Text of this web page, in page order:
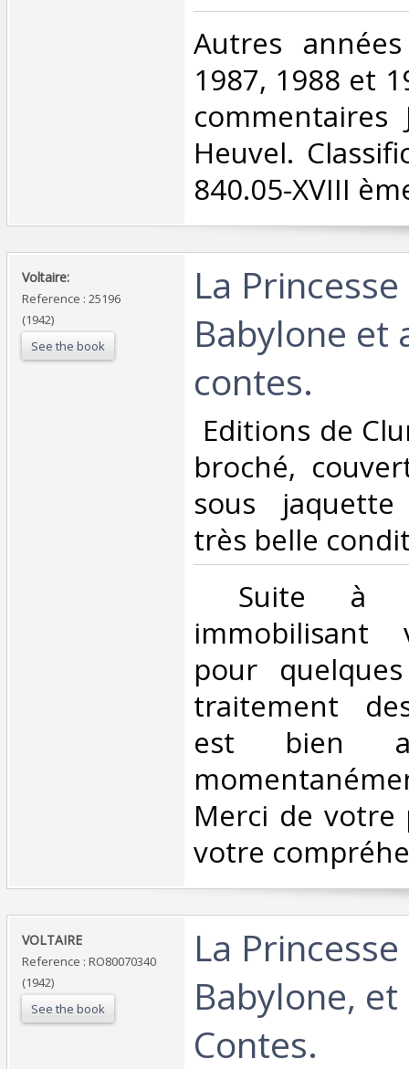
‎Autres
1987, 1988 et
commentaires
Heuvel.
840.05-XVIII
‎Voltaire: ‎
Reference : 25196
(1942)
See the book
‎La
Babylone et
contes.‎
Editions de
broché,
sous
très belle
Suite à
immobilisant
pour
traitement
est bien
Merci de votre
votre
‎VOLTAIRE‎
Reference : RO80070340
(1942)
See the book
‎La
Babylone,
Contes.‎